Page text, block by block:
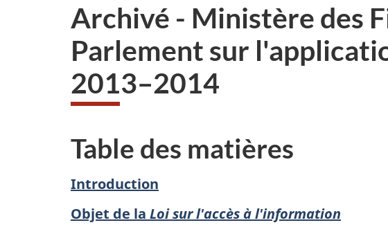
Archivé - Ministère des
Parlement sur
2013–2014
Table des matières
Introduction
Objet de la Loi sur l'accès à l'information